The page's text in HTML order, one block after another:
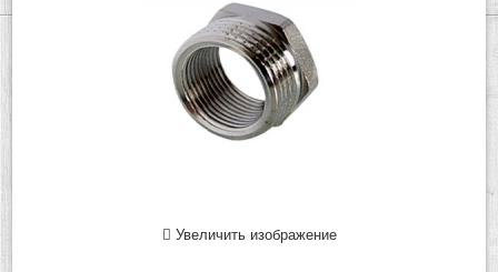
Увеличить изображение